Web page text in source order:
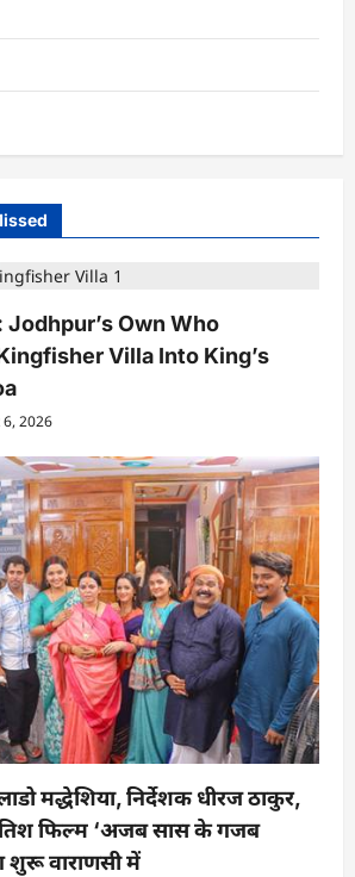
Own Who
Villa Into King’s
2026
मद्धेशिया, निर्देशक धीरज ठाकुर,
फिल्म ‘अजब सास के गजब
शुरू वाराणसी में